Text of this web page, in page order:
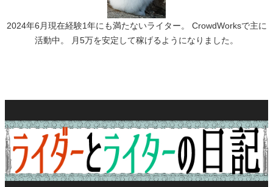
2024年6月現在経験1年にも満たないライター。 CrowdWorksで主に
活動中。 月5万を安定して稼げるようになりました。